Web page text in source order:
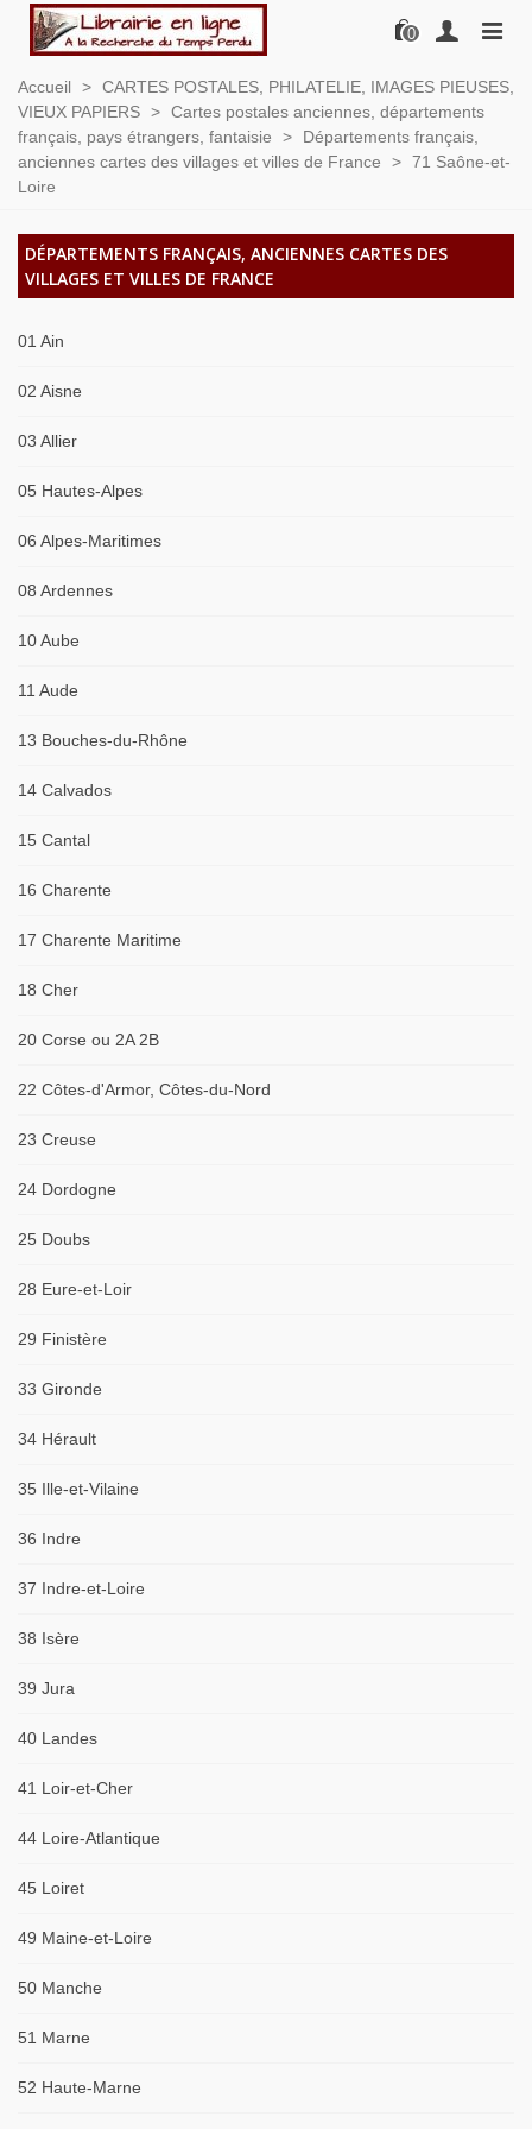
0
Accueil > CARTES POSTALES, PHILATELIE, IMAGES PIEUSES,
VIEUX PAPIERS > Cartes postales anciennes, départements
français, pays étrangers, fantaisie
>
Départements français,
anciennes cartes des villages et villes de France
> 71 Saône-et-
Loire
DÉPARTEMENTS FRANÇAIS, ANCIENNES CARTES DES
VILLAGES ET VILLES DE FRANCE
01 Ain
02 Aisne
03 Allier
05 Hautes-Alpes
06 Alpes-Maritimes
08 Ardennes
10 Aube
11 Aude
13 Bouches-du-Rhône
14 Calvados
15 Cantal
16 Charente
17 Charente Maritime
18 Cher
20 Corse ou 2A 2B
22 Côtes-d'Armor, Côtes-du-Nord
23 Creuse
24 Dordogne
25 Doubs
28 Eure-et-Loir
29 Finistère
33 Gironde
34 Hérault
35 Ille-et-Vilaine
36 Indre
37 Indre-et-Loire
38 Isère
39 Jura
40 Landes
41 Loir-et-Cher
44 Loire-Atlantique
45 Loiret
49 Maine-et-Loire
50 Manche
51 Marne
52 Haute-Marne